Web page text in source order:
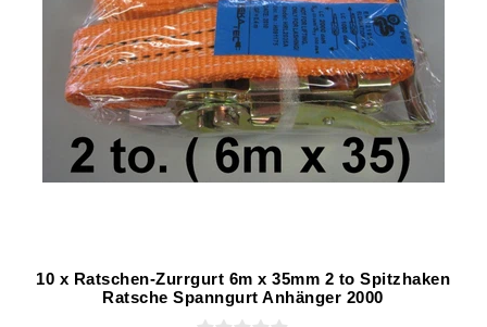
10 x Ratschen-Zurrgurt 6m x 35mm 2 to Spitzhaken
Ratsche Spanngurt Anhänger 2000